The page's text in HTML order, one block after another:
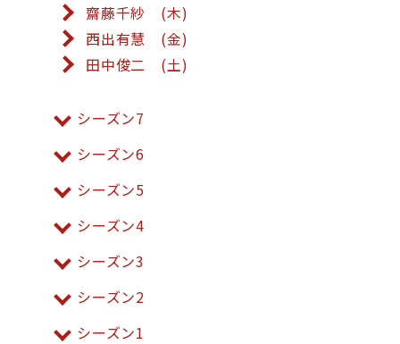
齋藤千紗 (木)
西出有慧 (金)
田中俊二 (土)
シーズン7
シーズン6
シーズン5
シーズン4
シーズン3
シーズン2
シーズン1